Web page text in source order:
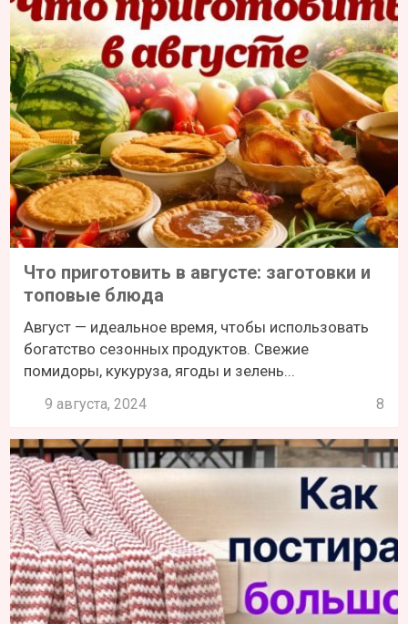
Что приготовить в августе: заготовки и
топовые блюда
Август — идеальное время, чтобы использовать
богатство сезонных продуктов. Свежие
помидоры, кукуруза, ягоды и зелень...
9 августа, 2024 8